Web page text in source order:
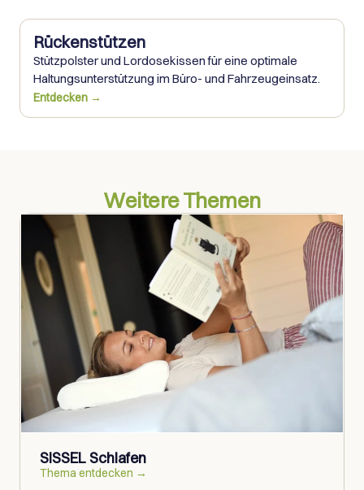
Rückenstützen
Stützpolster und Lordosekissen für eine optimale
Haltungsunterstützung im Büro- und Fahrzeugeinsatz.
Entdecken →
Weitere Themen
SISSEL Schlafen
Thema entdecken →